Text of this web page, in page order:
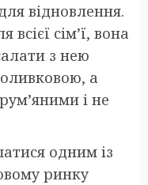
відновлення.
сім’ї, вона
з нею
а
і не
одним із
ринку